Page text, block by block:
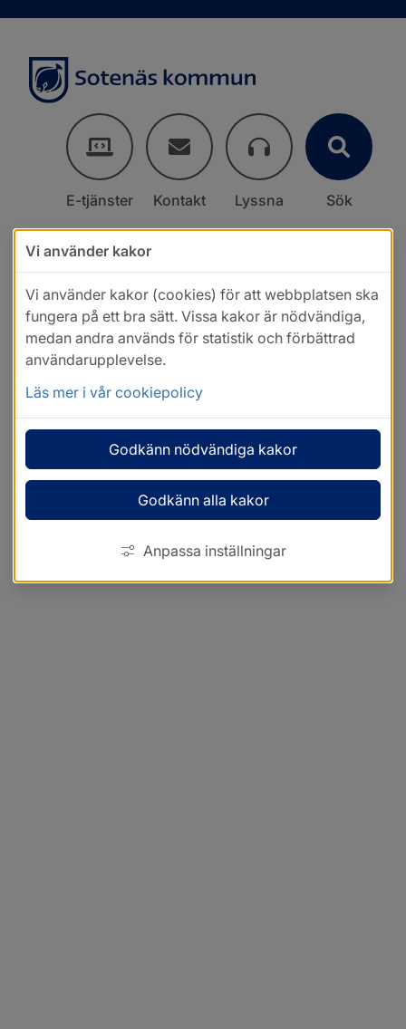
E-tjänster Kontakt Lyssna Sök
Vi använder kakor
Vi använder kakor (cookies) för att webbplatsen ska
fungera på ett bra sätt. Vissa kakor är nödvändiga,
medan andra används för statistik och förbättrad
användarupplevelse.
Läs mer i vår cookiepolicy
Godkänn nödvändiga kakor
Godkänn alla kakor
Anpassa inställningar